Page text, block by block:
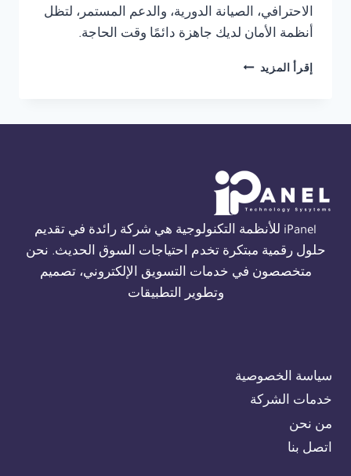
الاحترافي، الصيانة الدورية، والدعم المستمر، لتظل
أنظمة الأمان لديك جاهزة دائمًا وقت الحاجة.
إقرأ المزيد صيانة
01554305486
iPanel للأنظمة التكنولوجية هي شركة رائدة في تقديم
حلول رقمية مبتكرة تخدم احتياجات السوق الحديث. نحن
متخصصون في خدمات التسويق الإلكتروني، تصميم
وتطوير التطبيقات
سياسة الخصوصية
خدمات الشركة
من نحن
اتصل بنا